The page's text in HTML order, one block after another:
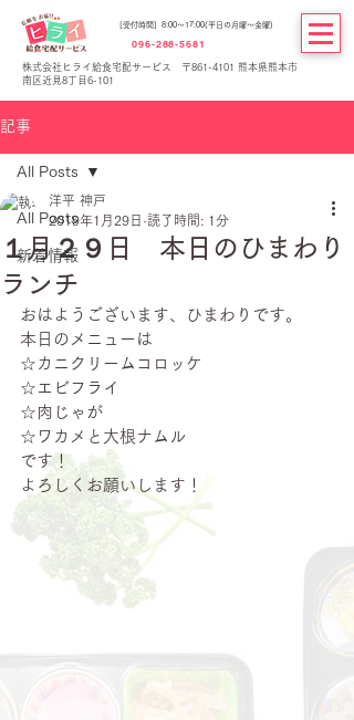
[受付時間] 8:00～17:00(平日の月曜～金曜)
096-288-5681
株式会社ヒライ給食宅配サービス 〒861-4101 熊本県熊本市
南区近見8丁目6-101
記事
All Posts
新着情報
All Posts
１月２９日 本日のひまわり
ランチ
洋平 神戸
2019年1月29日 読了時間: 1分
おはようございます、ひまわりです。
本日のメニューは
☆カニクリームコロッケ
☆エビフライ
☆肉じゃが
☆ワカメと大根ナムル
です！
よろしくお願いします！